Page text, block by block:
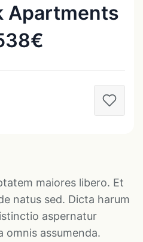
Apartments
maiores libero. Et
natus sed. Dicta harum
aspernatur
omnis assumenda.